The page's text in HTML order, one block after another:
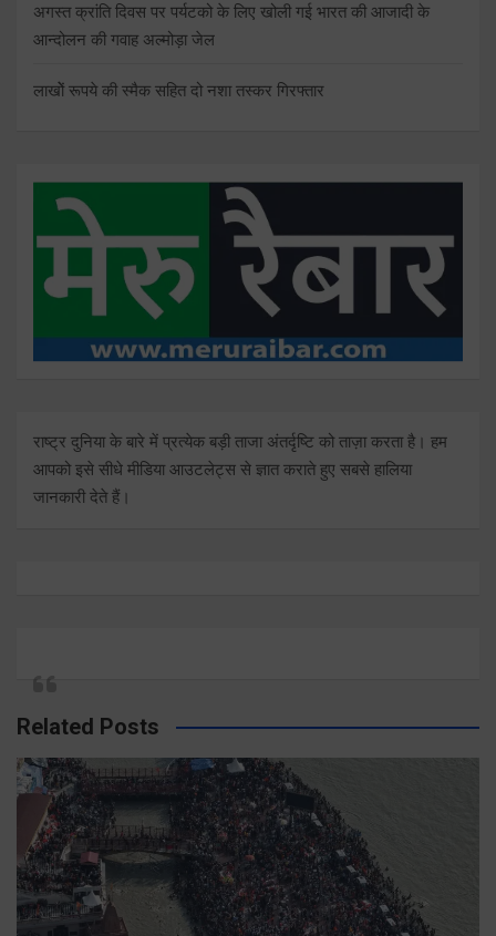
अगस्त क्रांति दिवस पर पर्यटको के लिए खोली गई भारत की आजादी के
आन्दोलन की गवाह अल्मोड़ा जेल
लाखोें रूपये की स्मैक सहित दो नशा तस्कर गिरफ्तार
राष्ट्र दुनिया के बारे में प्रत्येक बड़ी ताजा अंतर्दृष्टि को ताज़ा करता है। हम
आपको इसे सीधे मीडिया आउटलेट्स से ज्ञात कराते हुए सबसे हालिया
जानकारी देते हैं।
Related Posts